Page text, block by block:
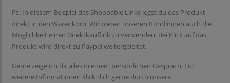
Ps: In diesem Beispiel des Shoppable Links legst du das Produkt
direkt in den Warenkorb. Wir bieten unseren Kund:innen auch die
Möglichkeit einen Direktkauflink zu verwenden. Bei Klick auf das
Produkt wird direkt zu Paypal weitergeleitet.
Gerne zeige ich dir alles in einem persönlichen Gespräch. Für
weitere Informationen klick dich gerne durch unsere